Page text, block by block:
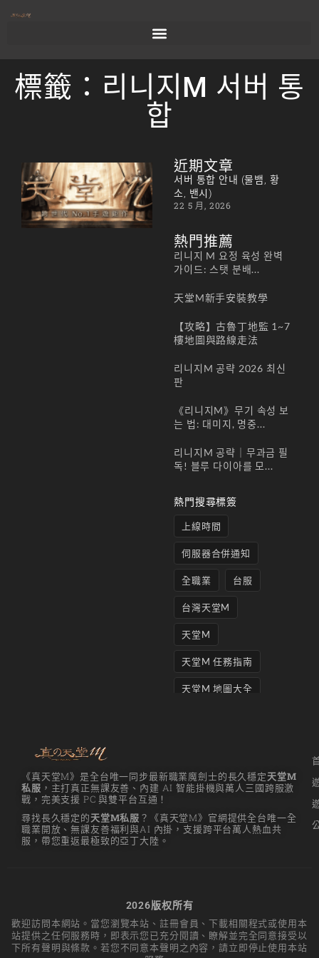
標籤：리니지M 서버 통
합
서버
통합
안내
뱀,
황
밴
시)
22 5
月,
서버
시간
서버
2026
년 5
일
近期文章
서버 통합 안내 (물뱀, 황
소, 밴시)
22 5 月, 2026
熱門推薦
리니지 M 요정 육성 완벽
가이드: 스탯 분배...
天堂M新手安裝教學
【攻略】古魯丁地監 1~7
樓地圖與路線走法
리니지M 공략 2026 최신
판
《리니지M》무기 속성 보
는 법: 대미지, 명중...
리니지M 공략｜무과금 필
독! 블루 다이아를 모...
熱門搜尋標簽
上線時間
伺服器合併通知
全職業 台服
台灣天堂M
天堂M
天堂M 任務指南
天堂M 地圖大全
天堂M 攻略
天堂M 無課
天堂M 職業推薦
天堂M職業推薦
《真天堂M》是全台唯一同步最新職業魔劍士的長久穩定天堂M
私服 ，主打真正無課友善、內建 AI 智能掛機與萬人三國跨服激
戰，完美支援 PC 與雙平台互通！
尋找長久穩定的天堂M私服 ？《真天堂M》官網提供全台唯一全
職業開放、無課友善福利與AI 內掛，支援跨平台萬人熱血共
服，帶您重返最極致的亞丁大陸。
2026版权所有
歡迎訪問本網站。當您瀏覽本站、註冊會員、下載相關程式或使用本
站提供之任何服務時，即表示您已充分閱讀、瞭解並完全同意接受以
下所有聲明與條款。若您不同意本聲明之內容，請立即停止使用本站